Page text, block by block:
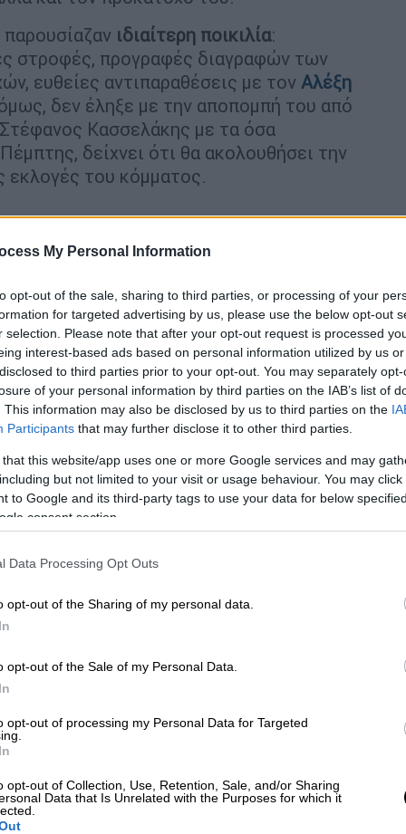
My Personal Information
opt-out of the sale, sharing to third parties, or processing of your
for targeted advertising by us, please use the below opt-out
selection. Please note that after your opt-out request is processed
interest-based ads based on personal information utilized by us
to third parties prior to your opt-out. You may separately
of your personal information by third parties on the IAB’s list of
This information may also be disclosed by us to third parties on the
Participants that may further disclose it to other third parties.
that this website/app uses one or more Google services and may
but not limited to your visit or usage behaviour. You may
to Google and its third-party tags to use your data for below
consent section.
Data Processing Opt Outs
opt-out of the Sharing of my personal data.
opt-out of the Sale of my Personal Data.
opt-out of processing my Personal Data for Targeted
opt-out of Collection, Use, Retention, Sale, and/or Sharing
Data that Is Unrelated with the Purposes for which it
παρουσίαζαν ιδιαίτερη ποικιλία:
στροφές, προγραφές διαγραφών των
ευθείες αντιπαραθέσεις με τον Αλέξη
δεν έληξε με την αποπομπή του από
Κασσελάκης με τα όσα
δείχνει ότι θα ακολουθήσει την
εκλογές του κόμματος.
και ανώνυμοι λογαριασμοί στα
την θεωρία πως η Έφη Αχτσιόγλου,
είχε αποστείλει παλαιότερα απειλητικό
σε τοποθετήσεις του όλο
του προκατόχου του. Όταν η
Αχτσιόγλου απέστειλε εξώδικο ανάμεσα
του ΣΥΡΙΖΑ.
προχώρησε σε ανάρτηση,
βουλεύτρια του ΣΥΡΙΖΑ, αντιτείνοντάς
τις μεγαλύτερες δυνατές
– μία». Έτσι αναπαρήγαγε πως κάποιοι
λυσσαλέο πόλεμο.
του ΣΥΡΙΖΑ απηύθυνε ομιλία στη
μεγαλειώδη πολιτική στροφή για
την θέση του Κυριάκου
stock options προς επίτευξη
για αύξηση μισθών, ενώ υπεραμύνθηκε
Στελέχη του ΣΥΡΙΖΑ άσκησαν σφοδρή
οι θέσεις του αντέκρουαν το
του κόμματός τους.